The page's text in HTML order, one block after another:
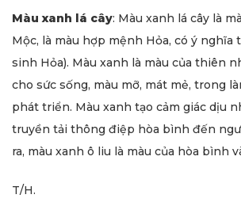
Màu xanh lá cây: Màu xanh lá cây là
Mộc, là màu hợp mệnh Hỏa, có ý nghĩa
sinh Hỏa). Màu xanh là màu của thiên
cho sức sống, màu mỡ, mát mẻ, trong
phát triển. Màu xanh tạo cảm giác dịu
truyền tải thông điệp hòa bình đến
ra, màu xanh ô liu là màu của hòa bình
T/H.